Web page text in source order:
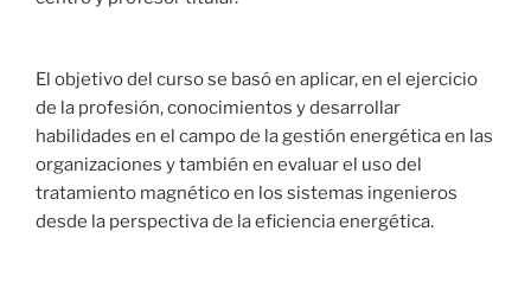
El objetivo del curso se basó en aplicar, en el ejercicio
de la profesión, conocimientos y desarrollar
habilidades en el campo de la gestión energética en las
organizaciones y también en evaluar el uso del
tratamiento magnético en los sistemas ingenieros
desde la perspectiva de la eficiencia energética.